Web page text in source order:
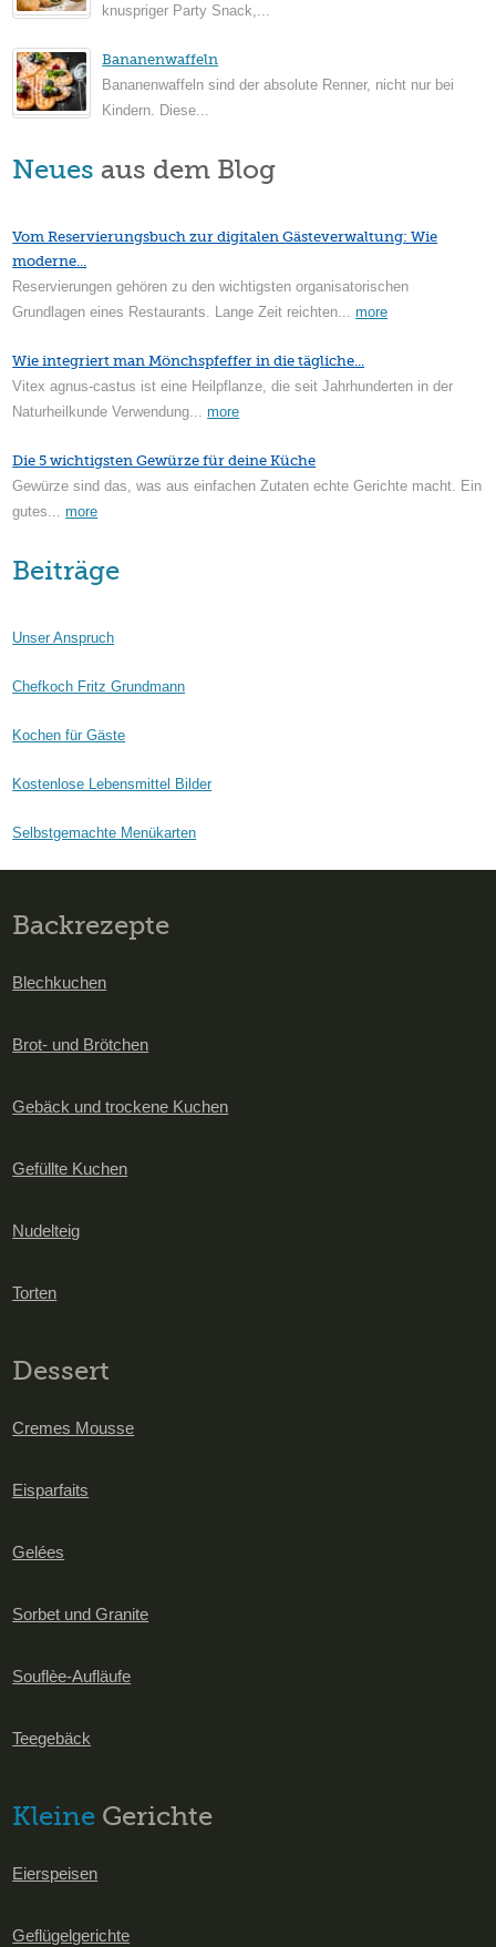
knuspriger Party Snack,...
Bananenwaffeln
Bananenwaffeln sind der absolute Renner, nicht nur bei
Kindern. Diese...
Neues aus dem Blog
Vom Reservierungsbuch zur digitalen Gästeverwaltung: Wie
moderne...
Reservierungen gehören zu den wichtigsten organisatorischen
Grundlagen eines Restaurants. Lange Zeit reichten...more
Wie integriert man Mönchspfeffer in die tägliche...
Vitex agnus-castus ist eine Heilpflanze, die seit Jahrhunderten in der
Naturheilkunde Verwendung...more
Die 5 wichtigsten Gewürze für deine Küche
Gewürze sind das, was aus einfachen Zutaten echte Gerichte macht. Ein
gutes...more
Beiträge
Unser Anspruch
Chefkoch Fritz Grundmann
Kochen für Gäste
Kostenlose Lebensmittel Bilder
Selbstgemachte Menükarten
Backrezepte
Blechkuchen
Brot- und Brötchen
Gebäck und trockene Kuchen
Gefüllte Kuchen
Nudelteig
Torten
Dessert
Cremes Mousse
Eisparfaits
Gelées
Sorbet und Granite
Souflèe-Aufläufe
Teegebäck
Kleine Gerichte
Eierspeisen
Geflügelgerichte